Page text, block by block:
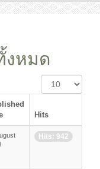
งหมด
Display
#
Hits
Hits: 942